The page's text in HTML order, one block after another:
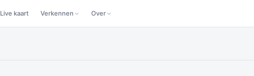
Live kaart Verkennen Over